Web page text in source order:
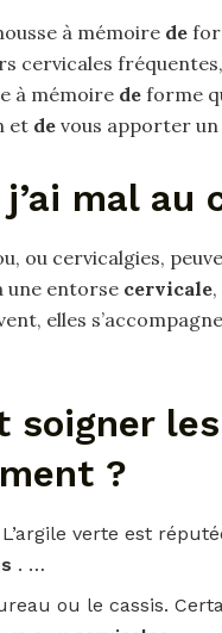
à mémoire de
cervicales
à mémoire de forme
et de vous apporter
mal au
ou cervicalgies,
une entorse cervicale
elles
soigner
?
L’argile verte est
. …
ou le cassis.